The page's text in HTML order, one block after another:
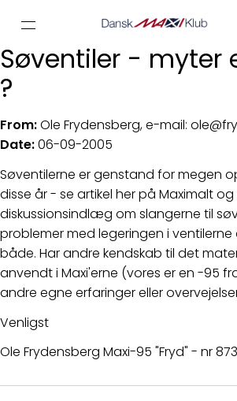
Søventiler - myter
?
From:Ole Frydensberg, e-mail:
Date:06-09-2005
Søventilerne er genstand for megen
disse år - se artikel her på Maximalt
diskussionsindlæg om slangerne til
problemer med legeringen i
både. Har andre kendskab til det
anvendt i Maxi'erne (vores er en -95
andre egne erfaringer eller
Venligst
Ole Frydensberg Maxi-95 "Fryd" - nr 873